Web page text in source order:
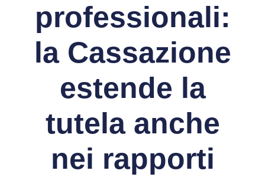
professionali:
la Cassazione
estende la
tutela anche
nei rapporti